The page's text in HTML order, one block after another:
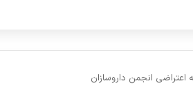
اعتراضی انجمن داروسازان